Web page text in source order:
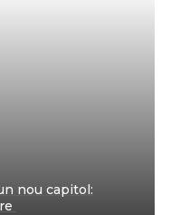
nou capitol: